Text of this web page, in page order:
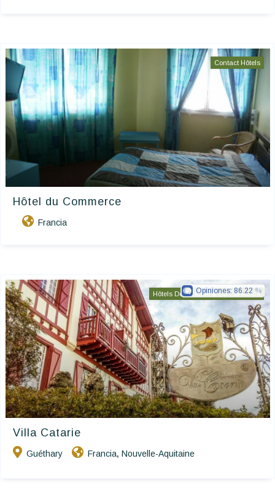
Contact Hôtels
Hôtel du Commerce
Francia
Hôtels De Charme & De Caractère
Villa Catarie
Guéthary Francia, Nouvelle-Aquitaine
Opiniones: 86.22